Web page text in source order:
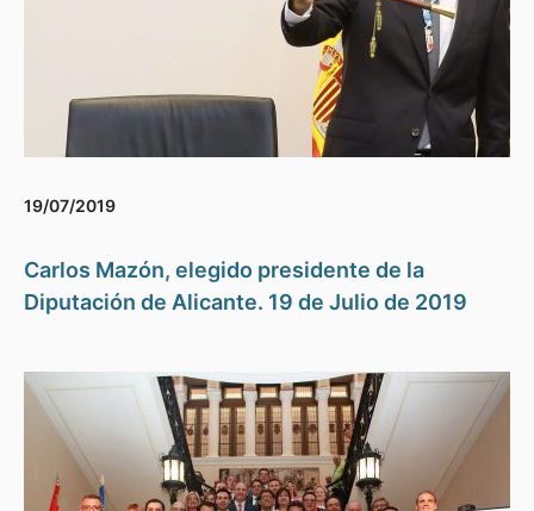
19/07/2019
Carlos Mazón, elegido presidente de la
Diputación de Alicante. 19 de Julio de 2019